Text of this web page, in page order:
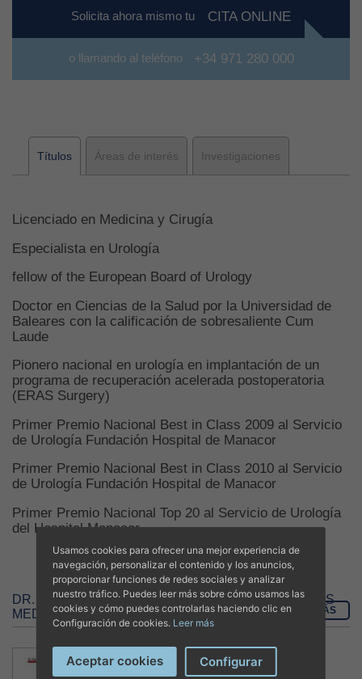
Solicita ahora mismo tu CITA ONLINE
o llamando al teléfono +34 971 280 000
Títulos Áreas de interés Investigaciones
Licenciado en Medicina y Cirugía
Especialista en Urología
fellow of the European Board of Urology
Doctor en Ciencias de la Salud por la Universidad de
Baleares con la calificación de sobresaliente Cum
Laude
Pionero nacional en urología en implantación de un
programa de recuperación acelerada postoperatoria
(ERAS Surgery)
Primer Premio Nacional Best in Class 2009 al Servicio
de Urología Fundación Hospital de Manacor
Primer Premio Nacional Best in Class 2010 al Servicio
de Urología Fundación Hospital de Manacor
Primer Premio Nacional Top 20 al Servicio de Urología
del Hospital Manacor
DR. ANTONIO SERVERA RUIZ DE VELASCO EN LOS
MEDIOS
VER MÁS
Usamos cookies para ofrecer una mejor experiencia de
navegación, personalizar el contenido y los anuncios,
proporcionar funciones de redes sociales y analizar
nuestro tráfico. Puedes leer más sobre cómo usamos las
cookies y cómo puedes controlarlas haciendo clic en
Configuración de cookies. Leer más
Aceptar cookies Configurar